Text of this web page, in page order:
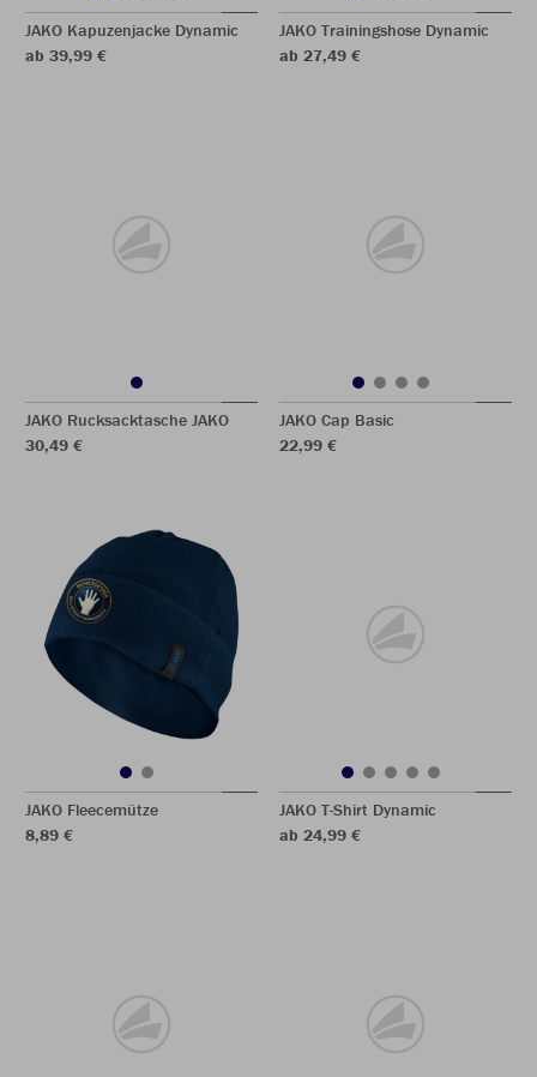
JAKO Kapuzenjacke Dynamic
ab 39,99 €
JAKO Trainingshose Dynamic
ab 27,49 €
JAKO Rucksacktasche JAKO
30,49 €
JAKO Cap Basic
22,99 €
JAKO Fleecemütze
8,89 €
JAKO T-Shirt Dynamic
ab 24,99 €